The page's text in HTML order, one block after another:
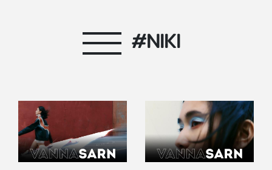
#NIKI